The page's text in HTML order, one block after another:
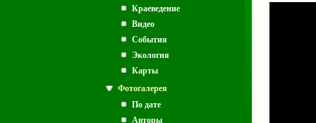
Краеведение
Видео
События
Экология
Карты
Фотогалерея
По дате
Авторы